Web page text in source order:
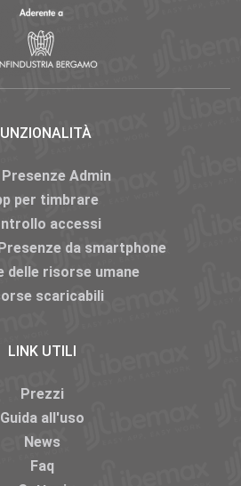
Admin
per timbrare
accessi
da smartphone
delle risorse umane
scaricabili
LINK UTILI
Prezzi
Guida all'uso
News
Faq